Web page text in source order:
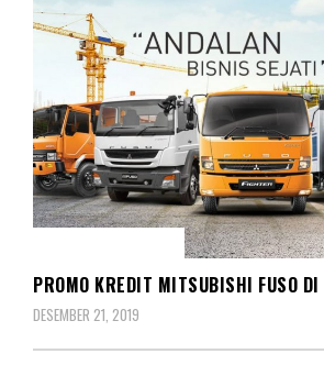
PROMO KREDIT MITSUBISHI FUSO
DESEMBER 21, 2019